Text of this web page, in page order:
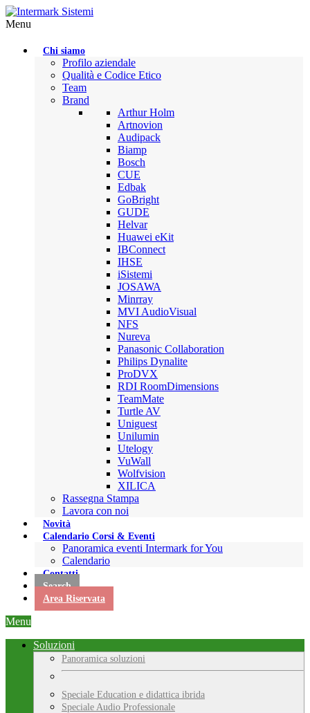
Menu
Chi siamo
Profilo aziendale
Qualità e Codice Etico
Team
Brand
Arthur Holm
Artnovion
Audipack
Biamp
Bosch
CUE
Edbak
GoBright
GUDE
Helvar
Huawei eKit
IBConnect
IHSE
iSistemi
JOSAWA
Minrray
MVI AudioVisual
NFS
Nureva
Panasonic Collaboration
Philips Dynalite
ProDVX
RDI RoomDimensions
TeamMate
Turtle AV
Uniguest
Unilumin
Utelogy
VuWall
Wolfvision
XILICA
Rassegna Stampa
Lavora con noi
Novità
Calendario Corsi & Eventi
Panoramica eventi Intermark for You
Calendario
Contatti
Search
Area Riservata
Menu
Soluzioni
Panoramica soluzioni
Speciale Education e didattica ibrida
Speciale Audio Professionale